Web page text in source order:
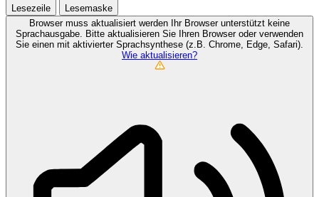
Lesezeile
Lesemaske
Browser muss aktualisiert werden
Ihr Browser unterstützt keine
Sprachausgabe. Bitte aktualisieren Sie Ihren Browser oder verwenden
Sie einen mit aktivierter Sprachsynthese (z.B. Chrome, Edge, Safari).
Wie aktualisieren?